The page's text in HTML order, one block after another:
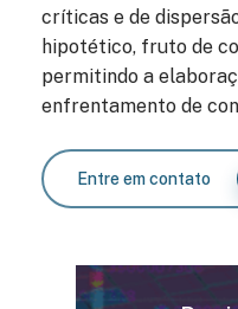
críticas e de
hipotético, fruto de
permitindo a
enfrentamento de
Entre em contato